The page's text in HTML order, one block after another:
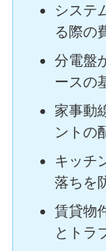
システ
る際の
分電盤
ースの
家事動
ントの
キッチ
落ちを
賃貸物
とトラ